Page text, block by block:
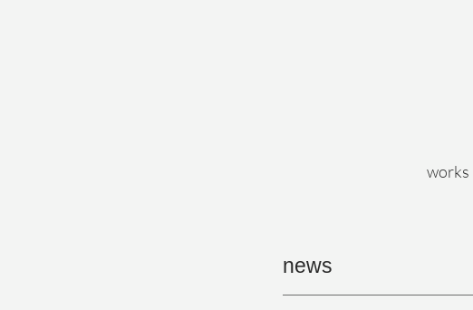
works
news